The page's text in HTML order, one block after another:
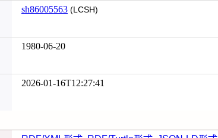
sh86005563 (LCSH)
1980-06-20
2026-01-16T12:27:41